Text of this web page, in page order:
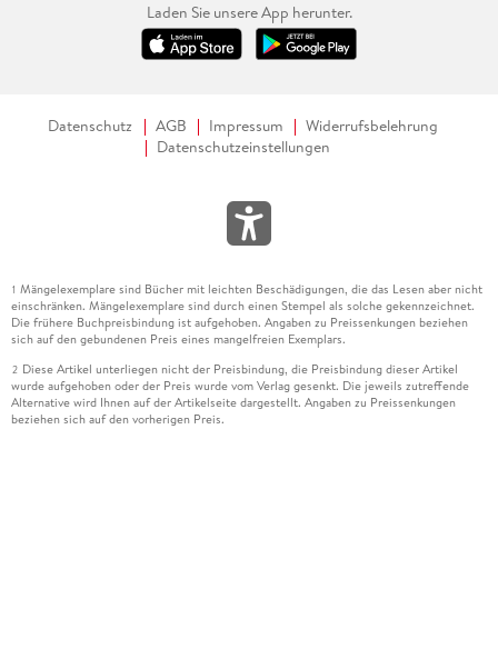
Laden Sie unsere App herunter.
Datenschutz AGB Impressum
Widerrufsbelehrung
Datenschutzeinstellungen
1 Mängelexemplare sind Bücher mit leichten Beschädigungen, die das Lesen aber nicht
einschränken. Mängelexemplare sind durch einen Stempel als solche gekennzeichnet.
Die frühere Buchpreisbindung ist aufgehoben. Angaben zu Preissenkungen beziehen
sich auf den gebundenen Preis eines mangelfreien Exemplars.
2 Diese Artikel unterliegen nicht der Preisbindung, die Preisbindung dieser Artikel
wurde aufgehoben oder der Preis wurde vom Verlag gesenkt. Die jeweils zutreffende
Alternative wird Ihnen auf der Artikelseite dargestellt. Angaben zu Preissenkungen
beziehen sich auf den vorherigen Preis.